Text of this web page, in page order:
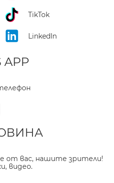
TikTok
LinkedIn
APP
от вас, нашите зрители!
видео.